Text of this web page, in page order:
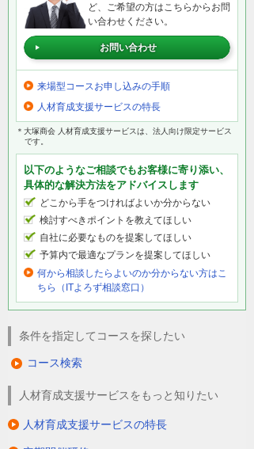
ど、ご希望の方はこちらからお問
い合わせください。
お問い合わせ
来場型コースお申し込みの手順
人材育成支援サービスの特長
＊大塚商会 人材育成支援サービスは、法人向け限定サービス
です。
以下のようなご相談でもお客様に寄り添い、
具体的な解決方法をアドバイスします
どこから手をつければよいか分からない
検討すべきポイントを教えてほしい
自社に必要なものを提案してほしい
予算内で最適なプランを提案してほしい
何から相談したらよいのか分からない方はこ
ちら（ITよろず相談窓口）
条件を指定してコースを探したい
コース検索
人材育成支援サービスをもっと知りたい
人材育成支援サービスの特長